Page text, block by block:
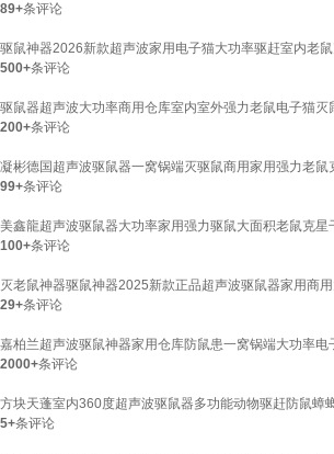
89+条评论
驱鼠神器2026新款超声波家用电子猫大功率驱赶室内老
500+条评论
驱鼠器超声波大功率商用仓库室内室外强力老鼠电子猫灭
200+条评论
凝彬德国超声波驱鼠器一窝锅端灭驱鼠商用家用强力老
99+条评论
美鑫龍超声波驱鼠器大功率家用强力驱鼠大面积老鼠克
100+条评论
灭老鼠神器驱鼠神器2025新款正品超声波驱鼠器家用商用
29+条评论
嘉柏兰超声波驱鼠神器家用仓库防鼠患一窝锅端大功率电
2000+条评论
方块天蓬室内360度超声波驱鼠器多功能动物驱赶防鼠蟑
5+条评论